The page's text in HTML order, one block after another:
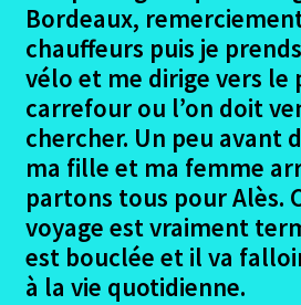
Bordeaux,
chauffeurs puis je
vélo et me dirige vers le
carrefour ou l’on doit
chercher. Un peu avant
ma fille et ma femme
partons tous pour Alès.
voyage est vraiment
est bouclée et il va
à la vie quotidienne.